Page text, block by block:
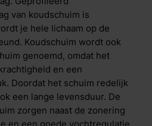
structuur van het schuim
kan omdraaien en
lichaamsdelen, zoals
blijft je doorbloeding
niet afgekneld. De
lichaamszone zorgen voor
en een soepele
Dual action tijkDe hoes/tijk
HeiQ Cool- en HeiQ Allergen
van koudschuim is
je hele lichaam op de
Koudschuim wordt ook
genoemd, omdat het
en een
Doordat het schuim redelijk
een lange levensduur. De
zorgen naast de zonering